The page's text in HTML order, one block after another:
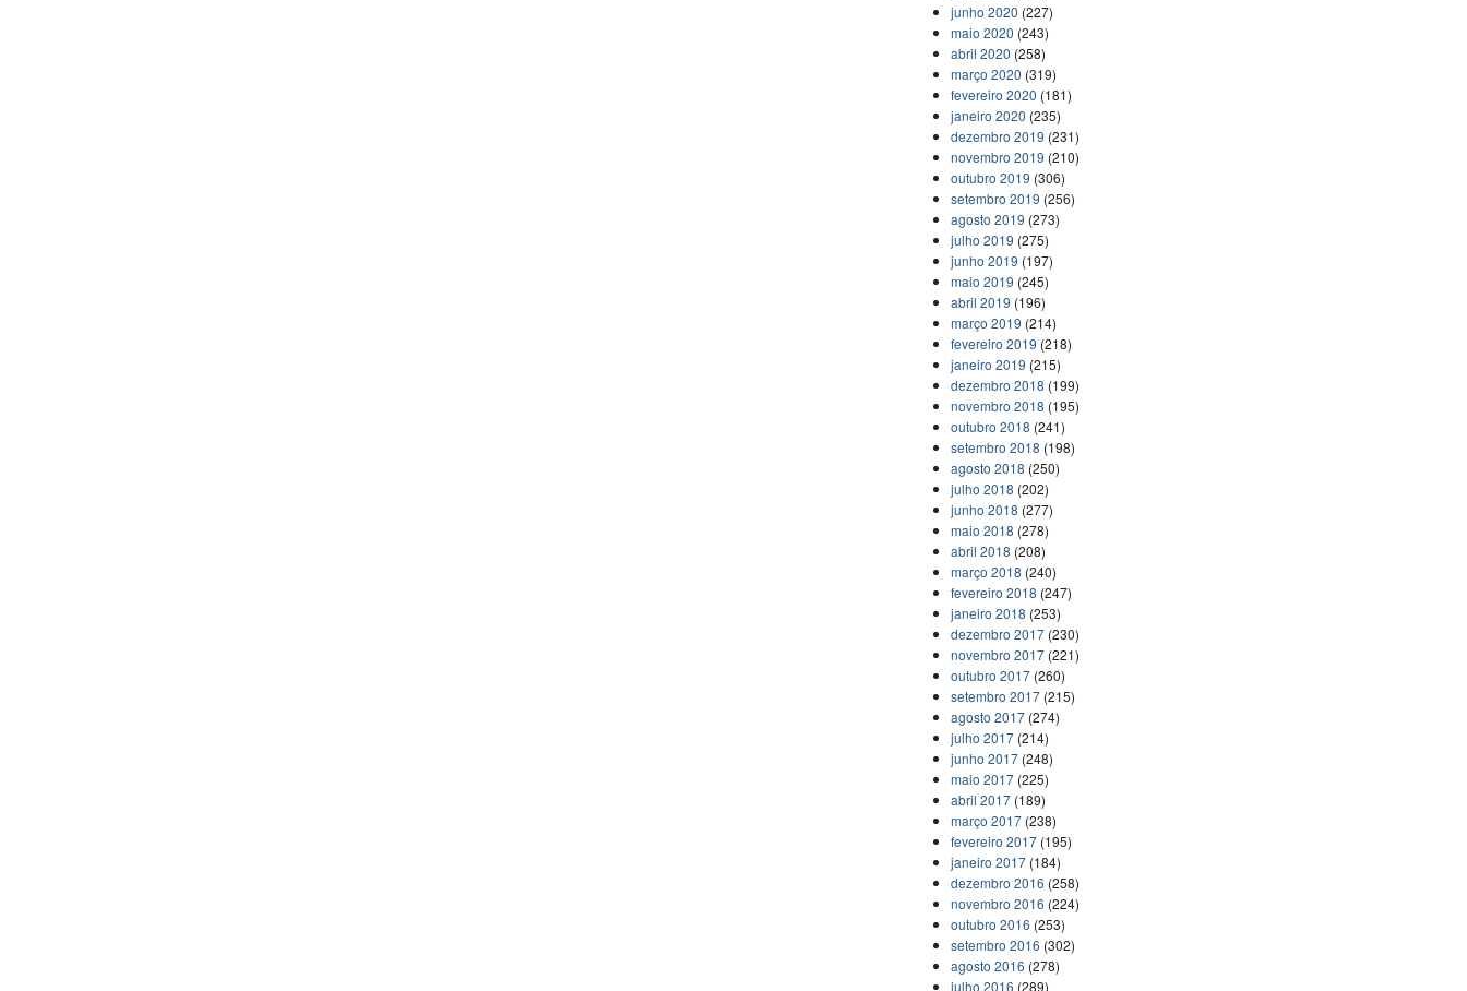
junho 2020 (227)
maio 2020 (243)
abril 2020 (258)
março 2020 (319)
fevereiro 2020 (181)
janeiro 2020 (235)
dezembro 2019 (231)
novembro 2019 (210)
outubro 2019 (306)
setembro 2019 (256)
agosto 2019 (273)
julho 2019 (275)
junho 2019 (197)
maio 2019 (245)
abril 2019 (196)
março 2019 (214)
fevereiro 2019 (218)
janeiro 2019 (215)
dezembro 2018 (199)
novembro 2018 (195)
outubro 2018 (241)
setembro 2018 (198)
agosto 2018 (250)
julho 2018 (202)
junho 2018 (277)
maio 2018 (278)
abril 2018 (208)
março 2018 (240)
fevereiro 2018 (247)
janeiro 2018 (253)
dezembro 2017 (230)
novembro 2017 (221)
outubro 2017 (260)
setembro 2017 (215)
agosto 2017 (274)
julho 2017 (214)
junho 2017 (248)
maio 2017 (225)
abril 2017 (189)
março 2017 (238)
fevereiro 2017 (195)
janeiro 2017 (184)
dezembro 2016 (258)
novembro 2016 (224)
outubro 2016 (253)
setembro 2016 (302)
agosto 2016 (278)
julho 2016 (289)